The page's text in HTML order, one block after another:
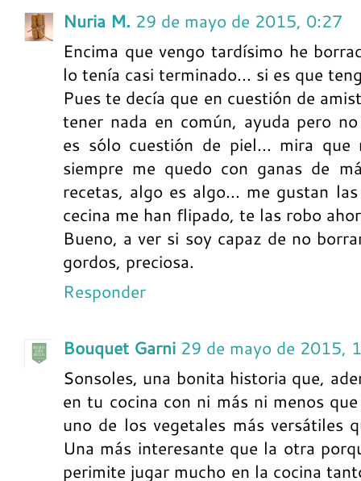
Nuria M. 29 de mayo de 2015, 0:27
Encima que vengo tardísimo he
lo tenía casi terminado... si es que
Pues te decía que en cuestión de
tener nada en común, ayuda pero
es sólo cuestión de piel... mira
siempre me quedo con ganas de
recetas, algo es algo... me gustan
cecina me han flipado, te las robo
Bueno, a ver si soy capaz de no
gordos, preciosa.
Responder
Bouquet Garni 29 de mayo de 2015,
Sonsoles, una bonita historia que,
en tu cocina con ni más ni menos
uno de los vegetales más versátiles
Una más interesante que la otra
perimite jugar mucho en la cocina